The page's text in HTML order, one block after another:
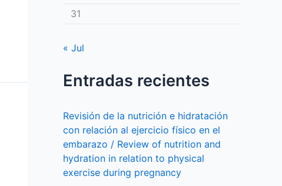
31
« Jul
Entradas recientes
Revisión de la nutrición e hidratación
con relación al ejercicio físico en el
embarazo / Review of nutrition and
hydration in relation to physical
exercise during pregnancy